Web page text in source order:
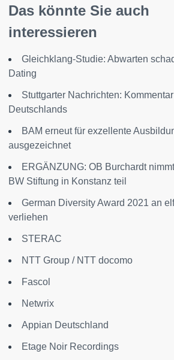
Das könnte Sie auch
interessieren
Gleichklang-Studie: Abwarten
Dating
Stuttgarter Nachrichten:
Deutschlands
BAM erneut für exzellente
ausgezeichnet
ERGÄNZUNG: OB Burchardt
BW Stiftung in Konstanz teil
German Diversity Award 2021 an
verliehen
STERAC
NTT Group / NTT docomo
Fascol
Netwrix
Appian Deutschland
Etage Noir Recordings